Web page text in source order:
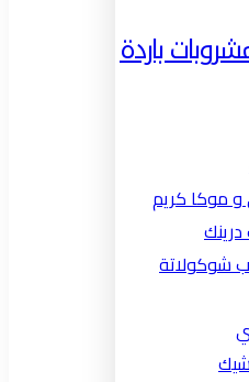
باردة
موكا كريم
شوكولاتة